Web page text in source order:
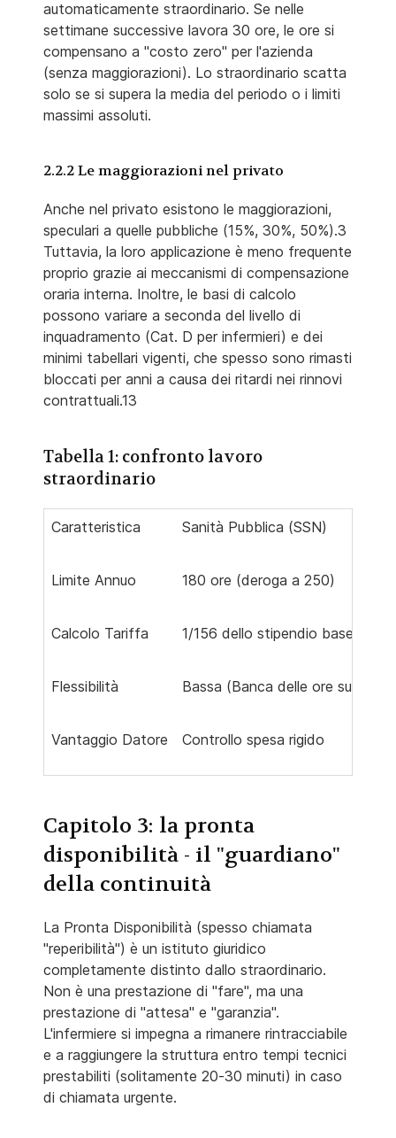
automaticamente straordinario. Se nelle
settimane successive lavora 30 ore, le ore si
compensano a "costo zero" per l'azienda
(senza maggiorazioni). Lo straordinario scatta
solo se si supera la media del periodo o i limiti
massimi assoluti.
2.2.2 Le maggiorazioni nel privato
Anche nel privato esistono le maggiorazioni,
speculari a quelle pubbliche (15%, 30%, 50%).3
Tuttavia, la loro applicazione è meno frequente
proprio grazie ai meccanismi di compensazione
oraria interna. Inoltre, le basi di calcolo
possono variare a seconda del livello di
inquadramento (Cat. D per infermieri) e dei
minimi tabellari vigenti, che spesso sono rimasti
bloccati per anni a causa dei ritardi nei rinnovi
contrattuali.13
Tabella 1: confronto lavoro
straordinario
Caratteristica Sanità Pubblica (SSN)
Limite Annuo 180 ore (deroga a 250)
Calcolo Tariffa 1/156 dello stipendio base
Flessibilità Bassa (Banca delle ore su
Vantaggio Datore Controllo spesa rigido
Capitolo 3: la pronta
disponibilità - il "guardiano"
della continuità
La Pronta Disponibilità (spesso chiamata
"reperibilità") è un istituto giuridico
completamente distinto dallo straordinario.
Non è una prestazione di "fare", ma una
prestazione di "attesa" e "garanzia".
L'infermiere si impegna a rimanere rintracciabile
e a raggiungere la struttura entro tempi tecnici
prestabiliti (solitamente 20-30 minuti) in caso
di chiamata urgente.